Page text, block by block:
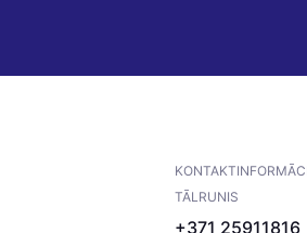
TĀLRUNIS
+371 25911816